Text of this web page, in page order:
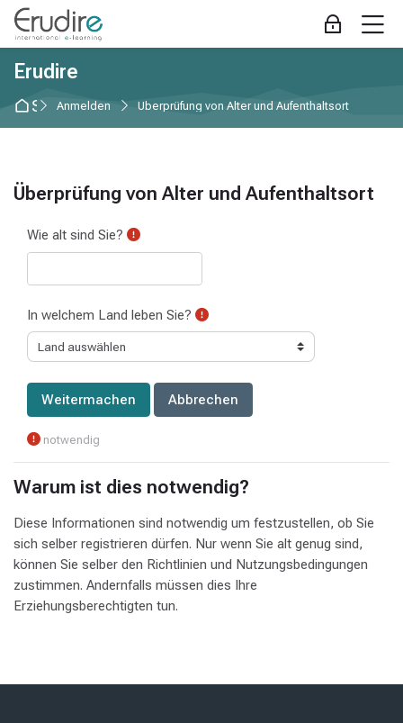
Skip to navigation
Skip to login form
Zum Hauptinhalt
Skip to accessibility options
Skip to footer
Skip accessibility options
Anmelden
Erudire
Startseite
Anmelden Überprüfung von Alter und Aufenthaltsort
Überprüfung von Alter und Aufenthaltsort
Wie alt sind Sie?
In welchem Land leben Sie?
notwendig
Warum ist dies notwendig?
Diese Informationen sind notwendig um festzustellen, ob Sie
sich selber registrieren dürfen. Nur wenn Sie alt genug sind,
können Sie selber den Richtlinien und Nutzungsbedingungen
zustimmen. Andernfalls müssen dies Ihre
Erziehungsberechtigten tun.